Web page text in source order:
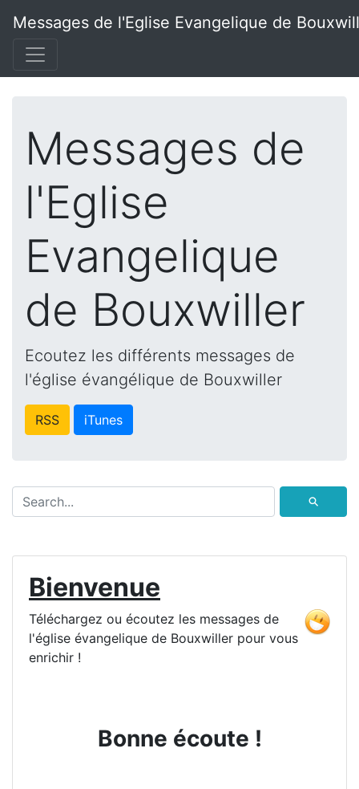
Messages de l'Eglise Evangelique de
Messages de
l'Eglise
Evangelique
de Bouxwiller
Ecoutez les différents messages de
l'église évangélique de Bouxwiller
RSS iTunes
⚲
Bienvenue
Téléchargez ou écoutez les messages de
l'église évangelique de Bouxwiller pour vous
enrichir !
Bonne écoute !